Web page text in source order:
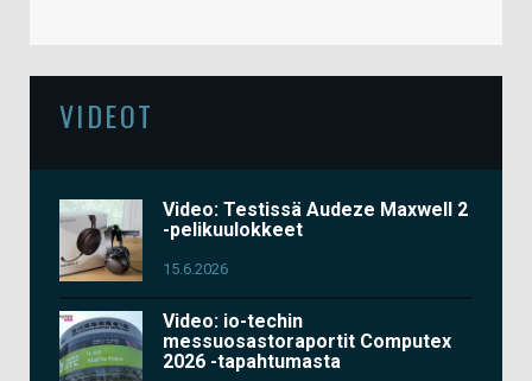
VIDEOT
Video: Testissä Audeze Maxwell 2
-pelikuulokkeet
15.6.2026
Video: io-techin
messuosastoraportit Computex
2026 -tapahtumasta